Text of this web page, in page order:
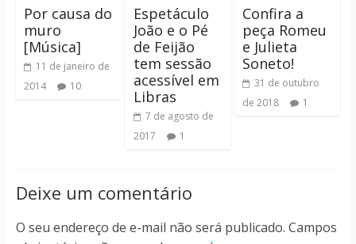
Por causa do
muro
[Música]
11 de janeiro de
2014
10
Espetáculo
João e o Pé
de Feijão
tem sessão
acessível em
Libras
7 de agosto de
2017
1
Confira a
peça Romeu
e Julieta
Soneto!
31 de outubro
de 2018
1
Deixe um comentário
O seu endereço de e-mail não será publicado. Campos